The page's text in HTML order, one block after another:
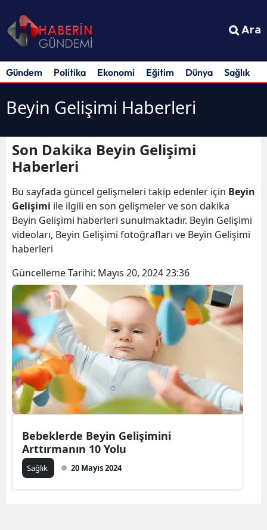
Ara
Gündem Politika Ekonomi Eğitim Dünya Sağlık
Beyin Gelişimi Haberleri
Son Dakika Beyin Gelişimi
Haberleri
Bu sayfada güncel gelişmeleri takip edenler için Beyin
Gelişimi ile ilgili en son gelişmeler ve son dakika
Beyin Gelişimi haberleri sunulmaktadır. Beyin Gelişimi
videoları, Beyin Gelişimi fotoğrafları ve Beyin Gelişimi
haberleri
Güncelleme Tarihi: Mayıs 20, 2024 23:36
Bebeklerde Beyin Gelişimini
Arttırmanın 10 Yolu
Sağlık 20 Mayıs 2024